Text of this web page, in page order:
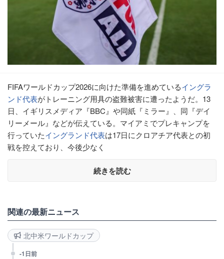
FIFAワールドカップ2026に向けた準備を進めているイングラ
ンド代表がトレーニング用具の盗難被害に遭ったようだ。13
日、イギリスメディア『BBC』や同紙『ミラー』、同『デイ
リーメール』などが伝えている。マイアミでプレキャンプを
行っていたイングランド代表は17日にクロアチア代表との初
戦を控えており、今後少なく
続きを読む
関連の最新ニュース
北中米ワールドカップ
-1日前